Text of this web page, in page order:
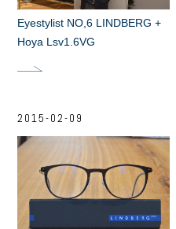
Eyestylist NO,6 LINDBERG +
Hoya Lsv1.6VG
2015-02-09